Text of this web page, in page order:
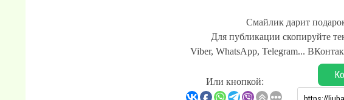
Смайлик дарит
Для публикации скопируйте
Viber, WhatsApp, Telegram...
Или кнопкой: